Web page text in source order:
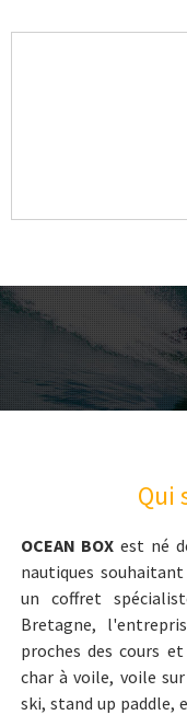
Qui
OCEAN BOX est né
nautiques
un coffret
Bretagne,
proches des cours
char à voile, voile
ski, stand up paddle,